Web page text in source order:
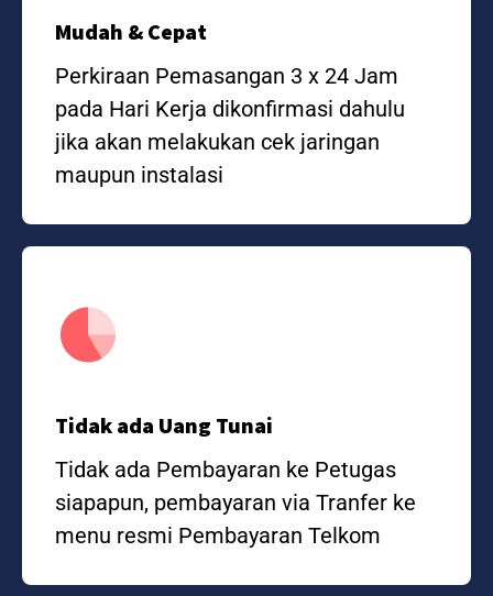
Mudah & Cepat
Perkiraan Pemasangan 3 x 24 Jam
pada Hari Kerja dikonfirmasi dahulu
jika akan melakukan cek jaringan
maupun instalasi
Tidak ada Uang Tunai
Tidak ada Pembayaran ke Petugas
siapapun, pembayaran via Tranfer ke
menu resmi Pembayaran Telkom